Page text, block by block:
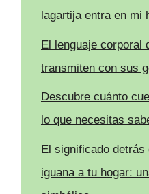
lagartija entra en mi
El lenguaje corporal
transmiten con sus
Descubre cuánto
lo que necesitas
El significado
iguana a tu hogar: